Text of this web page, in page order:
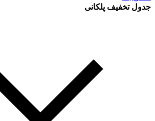
جدول تخفیف پلکانی